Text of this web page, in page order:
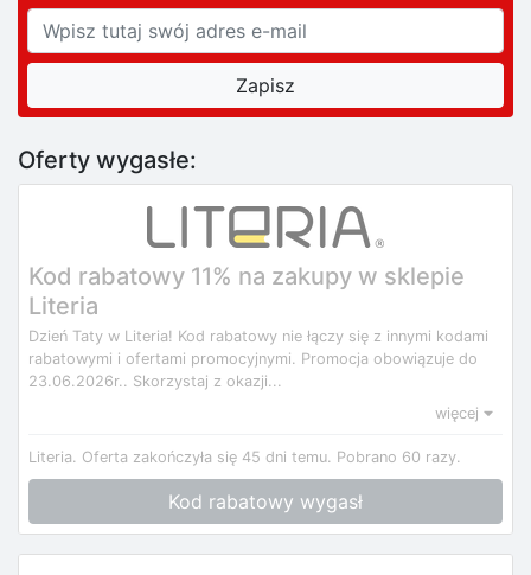
Oferty wygasłe:
Kod rabatowy 11% na zakupy w sklepie
Literia
Dzień Taty w Literia! Kod rabatowy nie łączy się z innymi kodami
rabatowymi i ofertami promocyjnymi. Promocja obowiązuje do
23.06.2026r.. Skorzystaj z okazji...
więcej
Literia. Oferta zakończyła się 45 dni temu. Pobrano 60 razy.
Kod rabatowy wygasł